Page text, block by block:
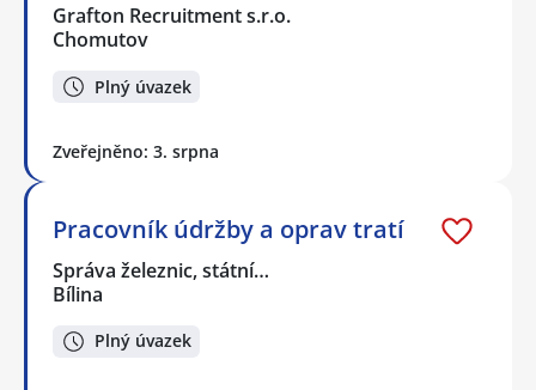
Grafton Recruitment s.r.o.
Chomutov
Plný úvazek
Zveřejněno: 3. srpna
Pracovník údržby a oprav tratí
Správa železnic, státní…
Bílina
Plný úvazek